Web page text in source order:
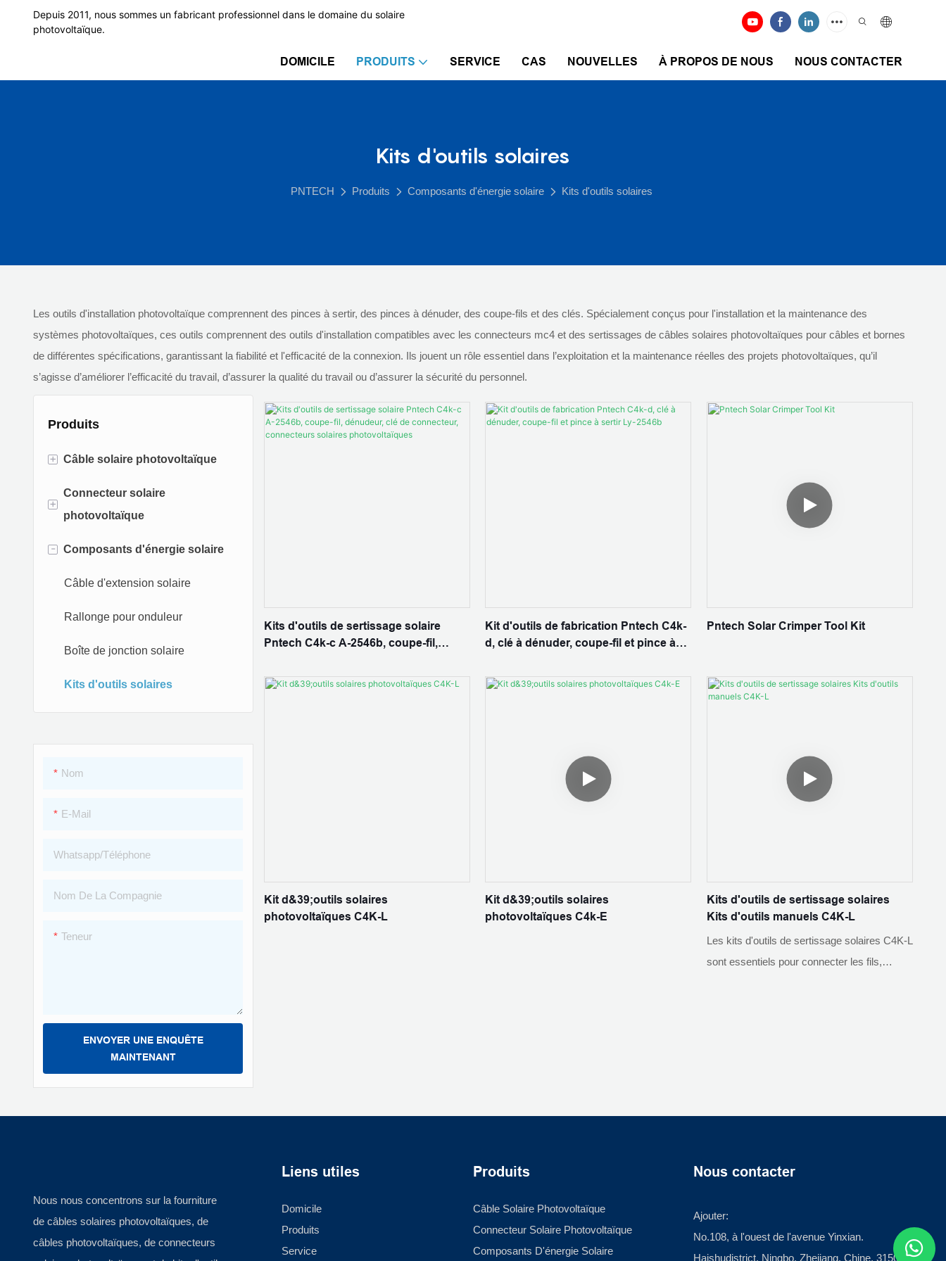
Depuis 2011, nous sommes un fabricant professionnel dans le domaine du solaire
photovoltaïque.
DOMICILE PRODUITS SERVICE CAS NOUVELLES À PROPOS DE NOUS NOUS CONTACTER
Kits d'outils solaires
PNTECH Produits Composants d'énergie solaire Kits d'outils solaires
Les outils d'installation photovoltaïque comprennent des pinces à sertir, des pinces à dénuder, des coupe-fils et des clés. Spécialement conçus pour l'installation et la maintenance des
systèmes photovoltaïques, ces outils comprennent des outils d'installation compatibles avec les connecteurs mc4 et des sertissages de câbles solaires photovoltaïques pour câbles et bornes
de différentes spécifications, garantissant la fiabilité et l'efficacité de la connexion. Ils jouent un rôle essentiel dans l’exploitation et la maintenance réelles des projets photovoltaïques, qu’il
s’agisse d’améliorer l’efficacité du travail, d’assurer la qualité du travail ou d’assurer la sécurité du personnel.
Produits
+ Câble solaire photovoltaïque
câble solaire unipolaire
+
Connecteur solaire
photovoltaïque
Connecteur MC4
Connecteur solaire en T
Connecteur Y solaire
- Composants d'énergie solaire
Câble d'extension solaire
Rallonge pour onduleur
Boîte de jonction solaire
Kits d'outils solaires
Nom
E-Mail
Whatsapp/Téléphone
Nom De La Compagnie
Teneur
ENVOYER UNE ENQUÊTE
MAINTENANT
Kits d'outils de sertissage solaire
Pntech C4k-c A-2546b, coupe-fil,
connecteurs solaires photovoltaïques
Kit d'outils de fabrication Pntech C4k-
d, clé à dénuder, coupe-fil et pince à
Pntech Solar Crimper Tool Kit
Kit d&39;outils solaires
photovoltaïques C4K-L
Kit d&39;outils solaires
photovoltaïques C4k-E
Kits d'outils de sertissage solaires
Kits d'outils manuels C4K-L
Les kits d'outils de sertissage solaires C4K-L
sont essentiels pour connecter les fils,
Nous nous concentrons sur la fourniture
de câbles solaires photovoltaïques, de
câbles photovoltaïques, de connecteurs
Liens utiles
Domicile
Produits
Service
Produits
Câble Solaire Photovoltaïque
Connecteur Solaire Photovoltaïque
Composants D'énergie Solaire
Nous contacter
Ajouter:
No.108, à l'ouest de l'avenue Yinxian.
Haishudistrict, Ningbo, Zhejiang, Chine, 315012